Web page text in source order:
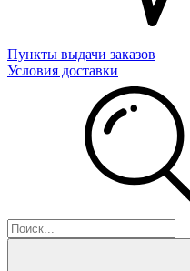
Пункты выдачи заказов
Условия доставки